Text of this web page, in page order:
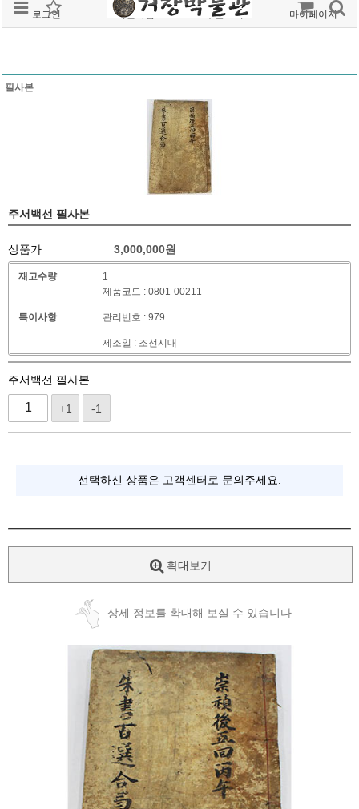
로그인 회원가입 주문조회 마이페이지
필사본
주서백선 필사본
상품가 3,000,000원
재고수량 1
특이사항
제품코드 : 0801-00211
관리번호 : 979
제조일 : 조선시대
주서백선 필사본
+1 -1
선택하신 상품은 고객센터로 문의주세요.
확대보기
상세 정보를 확대해 보실 수 있습니다